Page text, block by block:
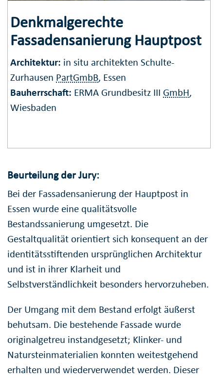
Denkmalgerechte
Fassadensanierung Hauptpost
Architektur: in situ architekten Schulte-
Zurhausen PartGmbB, Essen
Bauherrschaft: ERMA Grundbesitz III GmbH,
Wiesbaden
Beurteilung der Jury:
Bei der Fassadensanierung der Hauptpost in
Essen wurde eine qualitätsvolle
Bestandssanierung umgesetzt. Die
Gestaltqualität orientiert sich konsequent an der
identitätsstiftenden ursprünglichen Architektur
und ist in ihrer Klarheit und
Selbstverständlichkeit besonders hervorzuheben.
Der Umgang mit dem Bestand erfolgt äußerst
behutsam. Die bestehende Fassade wurde
originalgetreu instandgesetzt; Klinker- und
Natursteinmaterialien konnten weitestgehend
erhalten und wiederverwendet werden. Dieser